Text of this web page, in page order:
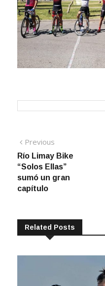
Navegación
de
entradas
Previous
post:
Río Limay Bike
“Solos Ellas”
sumó un gran
capítulo
Related Posts